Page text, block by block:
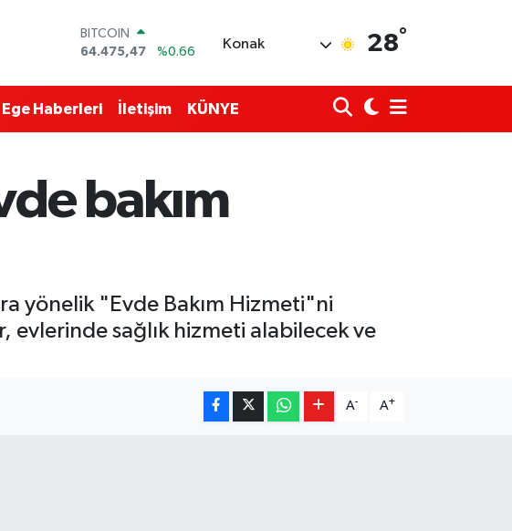
64.475,47
DOLAR
EURO
55,1336
%0.18
6518.23
%0.39
BİST100
13.703
%0
Konak 28°
Ege Haberleri İletişim KÜNYE
bakım
yönelik "Evde Bakım Hizmeti"ni
evlerinde sağlık hizmeti alabilecek ve
A- A+